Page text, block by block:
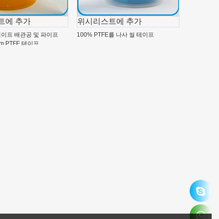
에 추가
프 배관공 및 파이프
PTFE 테이프
위시리스트에 추가
100% PTFE를 나사 씰 테이프